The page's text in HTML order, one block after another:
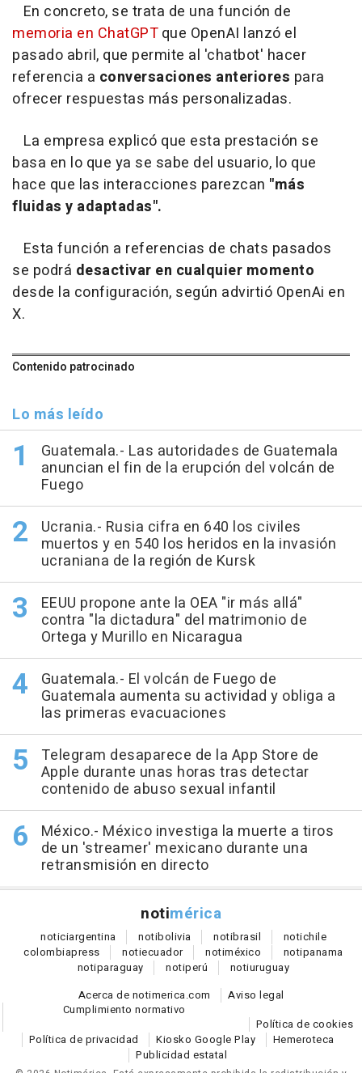
En concreto, se trata de una función de
memoria en ChatGPTque OpenAI lanzó el
pasado abril, que permite al 'chatbot' hacer
referencia a conversaciones anteriores para
ofrecer respuestas más personalizadas.
La empresa explicó que esta prestación se
basa en lo que ya se sabe del usuario, lo que
hace que las interacciones parezcan "más
fluidas y adaptadas".
Esta función a referencias de chats pasados
se podrá desactivar en cualquier momento
desde la configuración, según advirtió OpenAi en
X.
Contenido patrocinado
Lo más leído
Guatemala.- Las autoridades de Guatemala
anuncian el fin de la erupción del volcán de
Fuego
Ucrania.- Rusia cifra en 640 los civiles
muertos y en 540 los heridos en la invasión
ucraniana de la región de Kursk
EEUU propone ante la OEA "ir más allá"
contra "la dictadura" del matrimonio de
Ortega y Murillo en Nicaragua
Guatemala.- El volcán de Fuego de
Guatemala aumenta su actividad y obliga a
las primeras evacuaciones
Telegram desaparece de la App Store de
Apple durante unas horas tras detectar
contenido de abuso sexual infantil
México.- México investiga la muerte a tiros
de un 'streamer' mexicano durante una
retransmisión en directo
notimérica
noticiargentina notibolivia notibrasil notichile
colombiapress notiecuador notiméxico notipanama
notiparaguay notiperú notiuruguay
Acerca de notimerica.com
Aviso legal
Cumplimiento normativo
Política de cookies
Política de privacidad
Kiosko Google Play
Hemeroteca
Publicidad estatal